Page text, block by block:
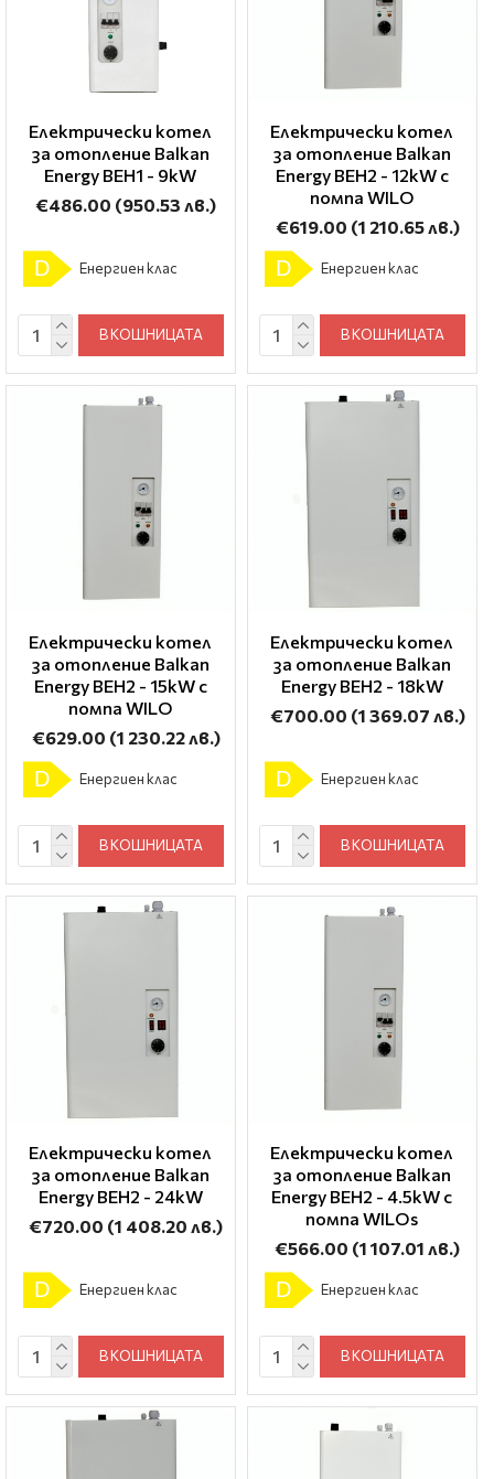
Електрически котел
за отопление Balkan
Energy BEH1 - 9kW
€486.00 (950.53 лв.)
D Енергиен клас
В КОШНИЦАТА
Електрически котел
за отопление Balkan
Energy BEH2 - 12kW с
помпа WILO
€619.00 (1 210.65 лв.)
D Енергиен клас
В КОШНИЦАТА
Електрически котел
за отопление Balkan
Energy BEH2 - 15kW с
помпа WILO
€629.00 (1 230.22 лв.)
D Енергиен клас
В КОШНИЦАТА
Електрически котел
за отопление Balkan
Energy BEH2 - 18kW
€700.00 (1 369.07 лв.)
D Енергиен клас
В КОШНИЦАТА
Електрически котел
за отопление Balkan
Energy BEH2 - 24kW
€720.00 (1 408.20 лв.)
D Енергиен клас
В КОШНИЦАТА
Електрически котел
за отопление Balkan
Energy BEH2 - 4.5kW с
помпа WILOs
€566.00 (1 107.01 лв.)
D Енергиен клас
В КОШНИЦАТА